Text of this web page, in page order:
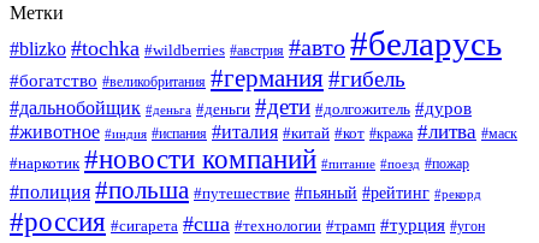
Метки
#blizko #tochka #wildberries #австрия #авто#беларусь
#богатство #великобритания #германия#гибель
#дальнобойщик #деньга #деньги #дети #долгожитель #дуров
#животное #индия #испания #италия #китай #кот #кража #литва #маск
#наркотик #новости компаний #питание #поезд #пожар
#полиция #польша #путешествие #пьяный #рейтинг #рекорд
#россия #сигарета #сша #технологии #трамп #турция #угон